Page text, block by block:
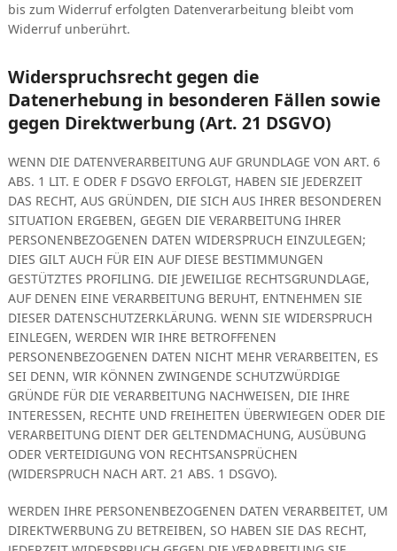
bis zum Widerruf erfolgten Datenverarbeitung bleibt vom
Widerruf unberührt.
Widerspruchsrecht gegen die
Datenerhebung in besonderen Fällen sowie
gegen Direktwerbung (Art. 21 DSGVO)
WENN DIE DATENVERARBEITUNG AUF GRUNDLAGE VON ART. 6
ABS. 1 LIT. E ODER F DSGVO ERFOLGT, HABEN SIE JEDERZEIT
DAS RECHT, AUS GRÜNDEN, DIE SICH AUS IHRER BESONDEREN
SITUATION ERGEBEN, GEGEN DIE VERARBEITUNG IHRER
PERSONENBEZOGENEN DATEN WIDERSPRUCH EINZULEGEN;
DIES GILT AUCH FÜR EIN AUF DIESE BESTIMMUNGEN
GESTÜTZTES PROFILING. DIE JEWEILIGE RECHTSGRUNDLAGE,
AUF DENEN EINE VERARBEITUNG BERUHT, ENTNEHMEN SIE
DIESER DATENSCHUTZERKLÄRUNG. WENN SIE WIDERSPRUCH
EINLEGEN, WERDEN WIR IHRE BETROFFENEN
PERSONENBEZOGENEN DATEN NICHT MEHR VERARBEITEN, ES
SEI DENN, WIR KÖNNEN ZWINGENDE SCHUTZWÜRDIGE
GRÜNDE FÜR DIE VERARBEITUNG NACHWEISEN, DIE IHRE
INTERESSEN, RECHTE UND FREIHEITEN ÜBERWIEGEN ODER DIE
VERARBEITUNG DIENT DER GELTENDMACHUNG, AUSÜBUNG
ODER VERTEIDIGUNG VON RECHTSANSPRÜCHEN
(WIDERSPRUCH NACH ART. 21 ABS. 1 DSGVO).
WERDEN IHRE PERSONENBEZOGENEN DATEN VERARBEITET, UM
DIREKTWERBUNG ZU BETREIBEN, SO HABEN SIE DAS RECHT,